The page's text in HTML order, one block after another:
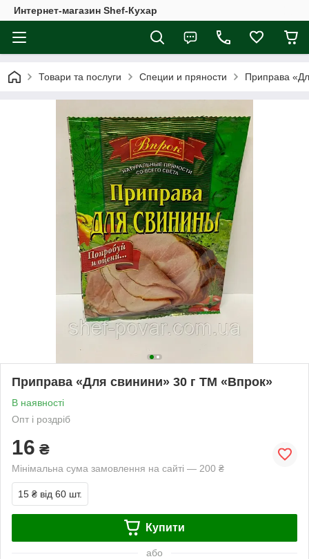
Интернет-магазин Shef-Кухар
Товари та послуги Специи и пряности Приправа
Приправа «Для свинини» 30 г ТМ «Впрок»
В наявності
Опт і роздріб
16 ₴
Мінімальна сума замовлення на сайті — 200 ₴
15 ₴ від 60 шт.
Купити
або